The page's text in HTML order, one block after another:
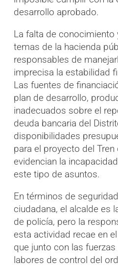
desarrollo aprobado.
La falta de conocimiento
temas de la hacienda
responsables de
imprecisa la estabilidad
Las fuentes de
plan de desarrollo,
inadecuados sobre el
deuda bancaria del
disponibilidades
para el proyecto del Tren
evidencian la
este tipo de asuntos.
En términos de
ciudadana, el alcalde es
de policía, pero la
esta actividad recae en
que junto con las
labores de control del